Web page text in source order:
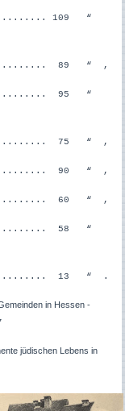
109 “
89 “ ,
95 “
75 “ ,
90 “ ,
60 “ ,
58 “
13 “ .
in Hessen -
jüdischen Lebens in